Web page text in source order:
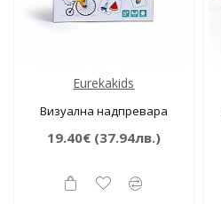
Eurekakids
Визуална надпревара
19.40€(37.94лв.)